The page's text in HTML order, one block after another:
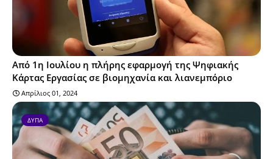
Από 1η Ιουλίου η πλήρης εφαρμογή της Ψηφιακής
Κάρτας Εργασίας σε βιομηχανία και λιανεμπόριο
Απρίλιος 01, 2024
ΔΥΠΑ